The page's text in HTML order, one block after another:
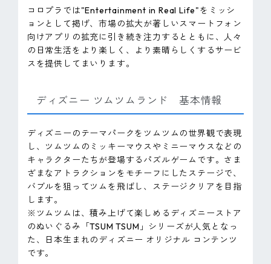
コロプラでは"Entertainment in Real Life"をミッシ
ョンとして掲げ、市場の拡大が著しいスマートフォン
向けアプリの拡充に引き続き注力するとともに、人々
の日常生活をより楽しく、より素晴らしくするサービ
スを提供してまいります。
ディズニー ツムツムランド 基本情報
ディズニーのテーマパークをツムツムの世界観で表現
し、ツムツムのミッキーマウスやミニーマウスなどの
キャラクターたちが登場するパズルゲームです。さま
ざまなアトラクションをモチーフにしたステージで、
バブルを狙ってツムを飛ばし、ステージクリアを目指
します。
※ツムツムは、積み上げて楽しめるディズニーストア
のぬいぐるみ「TSUM TSUM」シリーズが人気となっ
た、日本生まれのディズニー オリジナル コンテンツ
です。